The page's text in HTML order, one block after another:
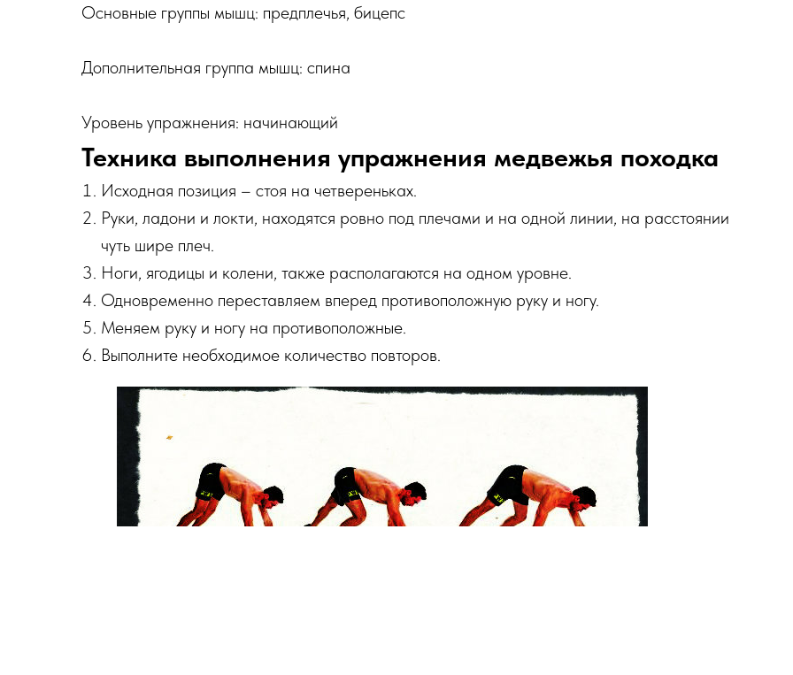
Основные группы мышц: предплечья, бицепс
Дополнительная группа мышц: спина
Уровень упражнения: начинающий
Техника выполнения упражнения медвежья походка
Исходная позиция – стоя на четвереньках.
Руки, ладони и локти, находятся ровно под плечами и на одной линии, на расстоянии
чуть шире плеч.
Ноги, ягодицы и колени, также располагаются на одном уровне.
Одновременно переставляем вперед противоположную руку и ногу.
Меняем руку и ногу на противоположные.
Выполните необходимое количество повторов.